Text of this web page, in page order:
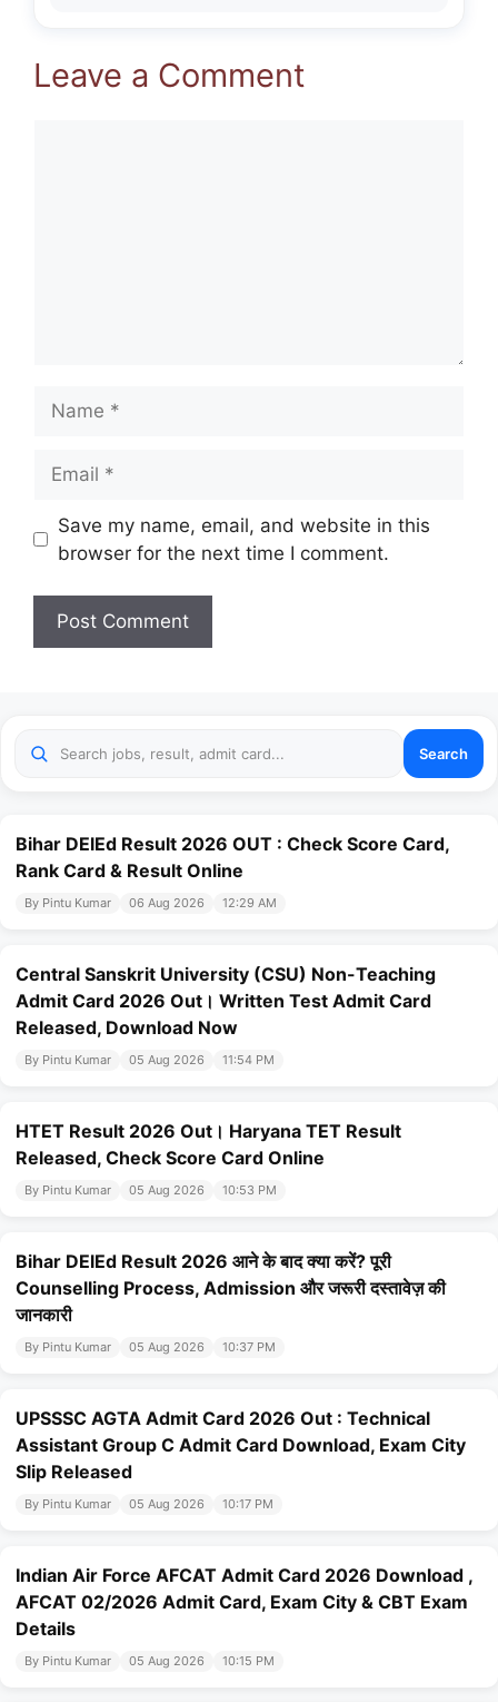
Leave a Comment
Website
Save my name, email, and website in this
browser for the next time I comment.
Search
Bihar DElEd Result 2026 OUT : Check Score Card,
Rank Card & Result Online
By Pintu Kumar 06 Aug 2026 12:29 AM
Central Sanskrit University (CSU) Non-Teaching
Admit Card 2026 Out। Written Test Admit Card
Released, Download Now
By Pintu Kumar 05 Aug 2026 11:54 PM
HTET Result 2026 Out। Haryana TET Result
Released, Check Score Card Online
By Pintu Kumar 05 Aug 2026 10:53 PM
Bihar DElEd Result 2026 आने के बाद क्या करें? पूरी
Counselling Process, Admission और जरूरी दस्तावेज़ की
जानकारी
By Pintu Kumar 05 Aug 2026 10:37 PM
UPSSSC AGTA Admit Card 2026 Out : Technical
Assistant Group C Admit Card Download, Exam City
Slip Released
By Pintu Kumar 05 Aug 2026 10:17 PM
Indian Air Force AFCAT Admit Card 2026 Download ,
AFCAT 02/2026 Admit Card, Exam City & CBT Exam
Details
By Pintu Kumar 05 Aug 2026 10:15 PM